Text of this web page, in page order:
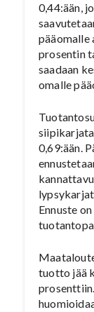
0,44:ään,
pääomalle
prosentin
saadaan
omalle
0,69:ään.
Ennuste
tuotto jää